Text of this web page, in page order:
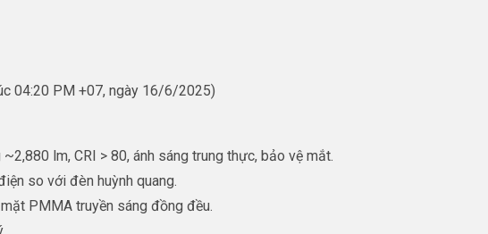
04:20 PM +07, ngày 16/6/2025)
~2,880 lm, CRI > 80, ánh sáng trung thực, bảo vệ mắt.
so với đèn huỳnh quang.
PMMA truyền sáng đồng đều.